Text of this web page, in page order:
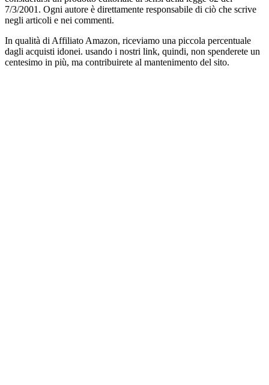
7/3/2001. Ogni autore è direttamente responsabile di ciò che scrive
negli articoli e nei commenti.
In qualità di Affiliato Amazon, riceviamo una piccola percentuale
dagli acquisti idonei. usando i nostri link, quindi, non spenderete un
centesimo in più, ma contribuirete al mantenimento del sito.